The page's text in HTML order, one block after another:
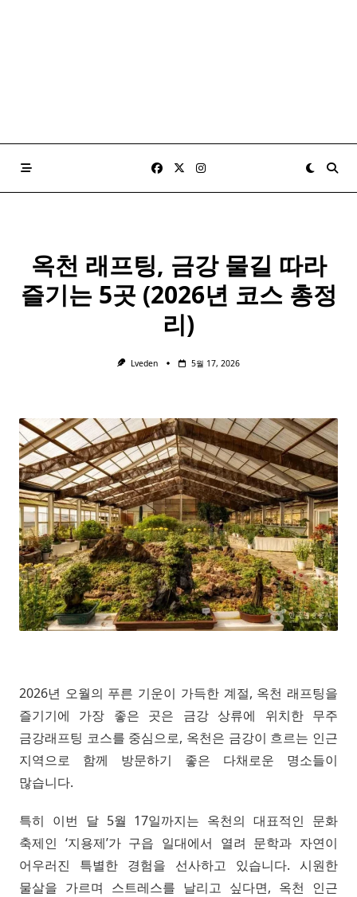
옥천 래프팅, 금강 물길 따라
즐기는 5곳 (2026년 코스 총정
리)
Lveden 5월 17, 2026
2026년 오월의 푸른 기운이 가득한 계절, 옥천 래프팅을
즐기기에 가장 좋은 곳은 금강 상류에 위치한 무주
금강래프팅 코스를 중심으로, 옥천은 금강이 흐르는 인근
지역으로 함께 방문하기 좋은 다채로운 명소들이
많습니다.
특히 이번 달 5월 17일까지는 옥천의 대표적인 문화
축제인 ‘지용제’가 구읍 일대에서 열려 문학과 자연이
어우러진 특별한 경험을 선사하고 있습니다. 시원한
물살을 가르며 스트레스를 날리고 싶다면, 옥천 인근